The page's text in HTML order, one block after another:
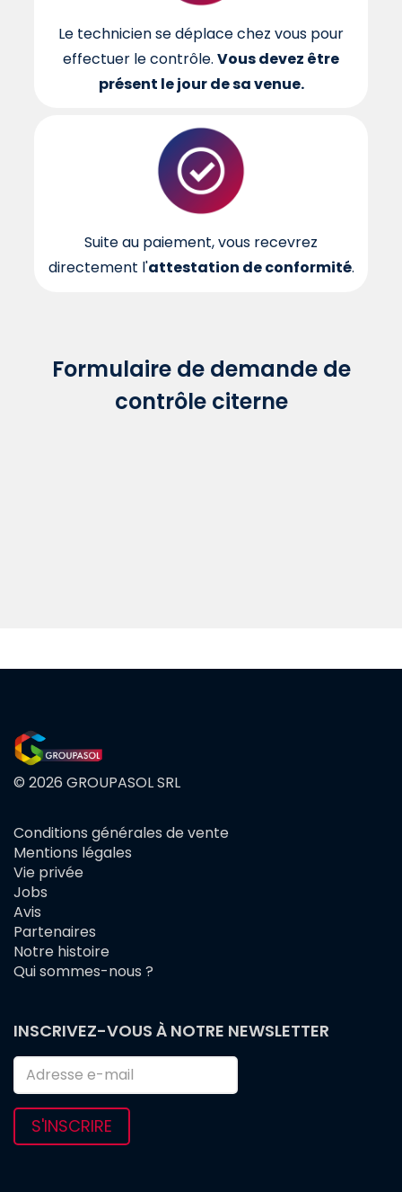
Le technicien se déplace chez vous pour
effectuer le contrôle. Vous devez être
présent le jour de sa venue.
Suite au paiement, vous recevrez
directement l'attestation de conformité.
Formulaire de demande de
contrôle citerne
© 2026 GROUPASOL SRL
FOOTER
MENU
Conditions générales de vente
Mentions légales
Vie privée
Jobs
Avis
Partenaires
Notre histoire
Qui sommes-nous ?
INSCRIVEZ-VOUS À NOTRE NEWSLETTER
S'INSCRIRE